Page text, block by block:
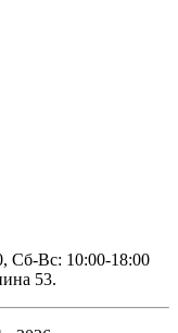
Сб-Вс: 10:00-18:00
53.